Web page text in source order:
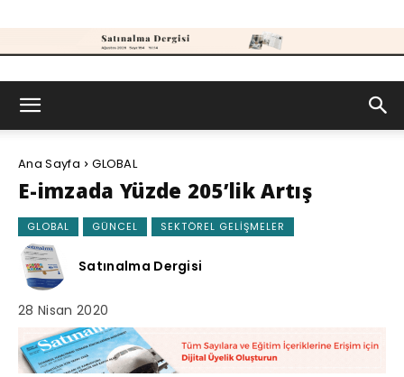
Ana Sayfa GLOBAL
E-imzada Yüzde 205’lik Artış
GLOBAL GÜNCEL SEKTÖREL GELIŞMELER
Satınalma Dergisi
28 Nisan 2020